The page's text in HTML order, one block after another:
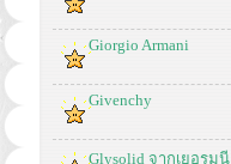
Giorgio Armani
Givenchy
Glysolid จากเยอรมนี